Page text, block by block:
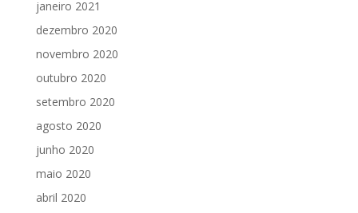
janeiro 2021
dezembro 2020
novembro 2020
outubro 2020
setembro 2020
agosto 2020
junho 2020
maio 2020
abril 2020